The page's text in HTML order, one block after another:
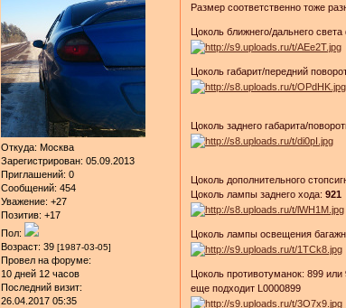
Откуда: Москва
Зарегистрирован: 05.09.2013
Приглашений: 0
Сообщений: 454
Уважение: +27
Позитив: +17
Пол:
Возраст: 39 [1987-03-05]
Провел на форуме:
10 дней 12 часов
Последний визит:
26.04.2017 05:35
Размер соответственно тоже
Цоколь ближнего/дальнего
Цоколь габарит/передний
Цоколь заднего габарита/
Цоколь дополнительного
Цоколь лампы заднего хода:921
Цоколь лампы освещения
Цоколь противотуманок: 899 или
еще подходит L0000899